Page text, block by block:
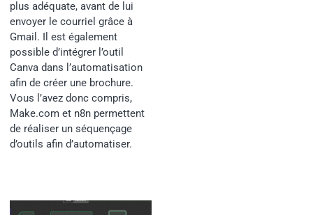
plus adéquate, avant de lui
envoyer le courriel grâce à
Gmail. Il est également
possible d’intégrer l’outil
Canva dans l’automatisation
afin de créer une brochure.
Vous l’avez donc compris,
Make.com et n8n permettent
de réaliser un séquençage
d’outils afin d’automatiser.